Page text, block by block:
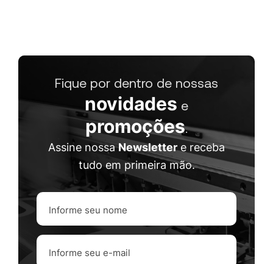
Fique por dentro de nossas
novidades e
promoções.
Assine nossaNewslettere receba
tudo em primeira mão.